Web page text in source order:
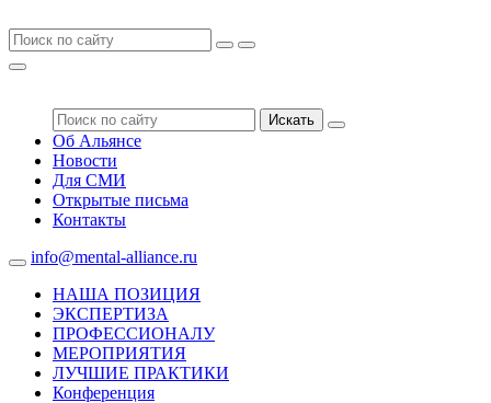
Искать
Об Альянсе
Новости
Для СМИ
Открытые письма
Контакты
info@mental-alliance.ru
НАША ПОЗИЦИЯ
ЭКСПЕРТИЗА
ПРОФЕССИОНАЛУ
МЕРОПРИЯТИЯ
ЛУЧШИЕ ПРАКТИКИ
Конференция